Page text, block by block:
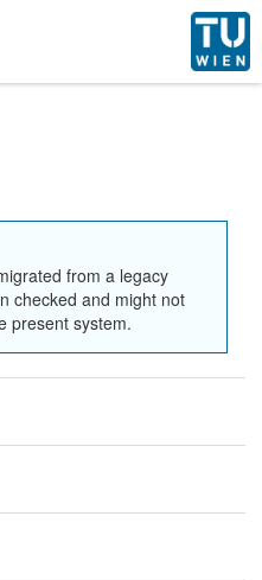
from a legacy
checked and might not
present system.